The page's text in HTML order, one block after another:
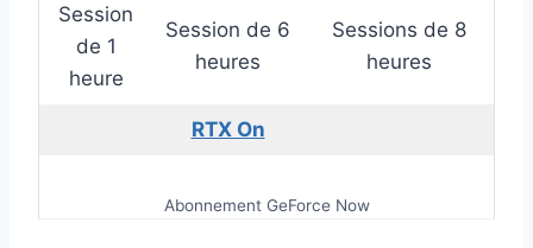
Session
de 1
heure
Session de 6
heures
Sessions de 8
heures
RTX On
Abonnement GeForce Now